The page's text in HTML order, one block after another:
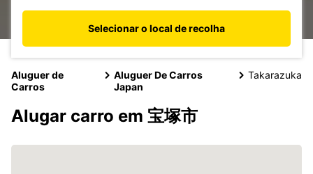
Selecionar o local de recolha
Aluguer de
Carros
Aluguer De Carros
Japan
Takarazuka
Alugar carro em 宝塚市